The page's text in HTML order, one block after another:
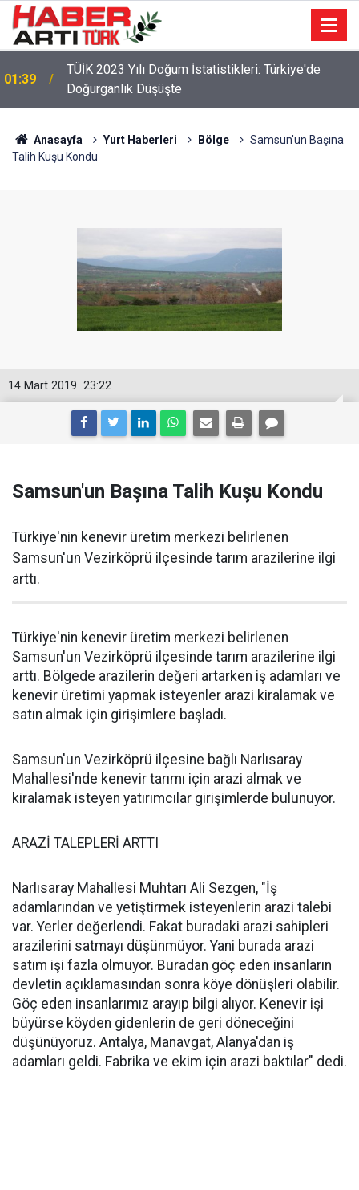
22:47 16 Maddelik Maden Kanunu Teklif Kabul Edildi
Anasayfa Yurt Haberleri Bölge
Samsun'un Başına
Talih Kuşu Kondu
23:22
14 Mart 2019
Samsun'un Başına Talih Kuşu Kondu
Türkiye'nin kenevir üretim merkezi belirlenen
Samsun'un Vezirköprü ilçesinde tarım arazilerine ilgi
arttı.
Türkiye'nin kenevir üretim merkezi belirlenen
Samsun'un Vezirköprü ilçesinde tarım arazilerine ilgi
arttı. Bölgede arazilerin değeri artarken iş adamları ve
kenevir üretimi yapmak isteyenler arazi kiralamak ve
satın almak için girişimlere başladı.
Samsun'un Vezirköprü ilçesine bağlı Narlısaray
Mahallesi'nde kenevir tarımı için arazi almak ve
kiralamak isteyen yatırımcılar girişimlerde bulunuyor.
ARAZİ TALEPLERİ ARTTI
Narlısaray Mahallesi Muhtarı Ali Sezgen, "İş
adamlarından ve yetiştirmek isteyenlerin arazi talebi
var. Yerler değerlendi. Fakat buradaki arazi sahipleri
arazilerini satmayı düşünmüyor. Yani burada arazi
satım işi fazla olmuyor. Buradan göç eden insanların
devletin açıklamasından sonra köye dönüşleri olabilir.
Göç eden insanlarımız arayıp bilgi alıyor. Kenevir işi
büyürse köyden gidenlerin de geri döneceğini
düşünüyoruz. Antalya, Manavgat, Alanya'dan iş
adamları geldi. Fabrika ve ekim için arazi baktılar" dedi.